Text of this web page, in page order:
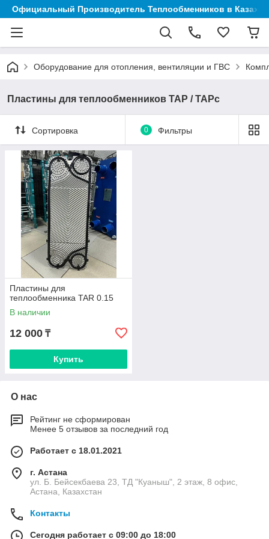
Официальный Производитель Теплообменников в
Оборудование для отопления, вентиляции и ГВС
Пластины для теплообменников ТАР / ТАРс
Сортировка 0 Фильтры
Пластины для
теплообменника TAR 0.15
В наличии
12 000 ₸
Купить
О нас
Рейтинг не сформирован
Менее 5 отзывов за последний год
Работает с 18.01.2021
г. Астана
ул. Б. Бейсекбаева 23, ТД "Куаныш", 2 этаж, 8 офис,
Астана, Казахстан
Контакты
Сегодня работает с 09:00 до 18:00